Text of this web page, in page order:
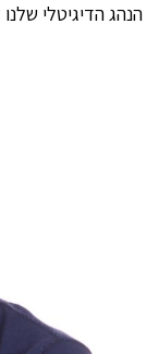
הנהג הדיגיטלי